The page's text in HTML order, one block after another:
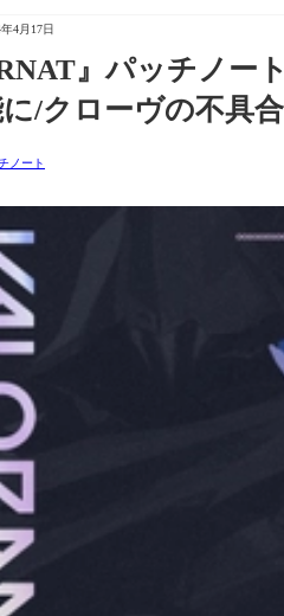
4月17日
』パッチノー
に/クローヴの不具
ノート